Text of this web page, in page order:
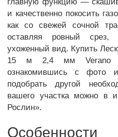
и качественно покосить
как со свежей сочной
оставляя ровный срез,
ухоженный вид. Купить
15 м 2,4 мм Verano
ознакомившись с фото
подобрать другой
вашего участка можно в
Рослин».